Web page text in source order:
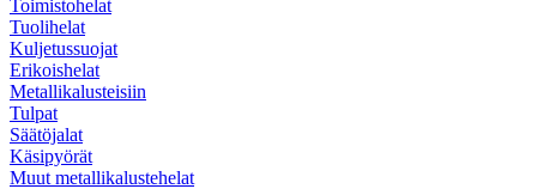
Toimistohelat
Tuolihelat
Kuljetussuojat
Erikoishelat
Metallikalusteisiin
Tulpat
Säätöjalat
Käsipyörät
Muut metallikalustehelat